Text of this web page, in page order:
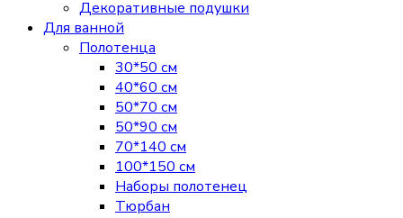
Декоративные подушки
Для ванной
Полотенца
30*50 см
40*60 см
50*70 см
50*90 см
70*140 см
100*150 см
Наборы полотенец
Тюрбан